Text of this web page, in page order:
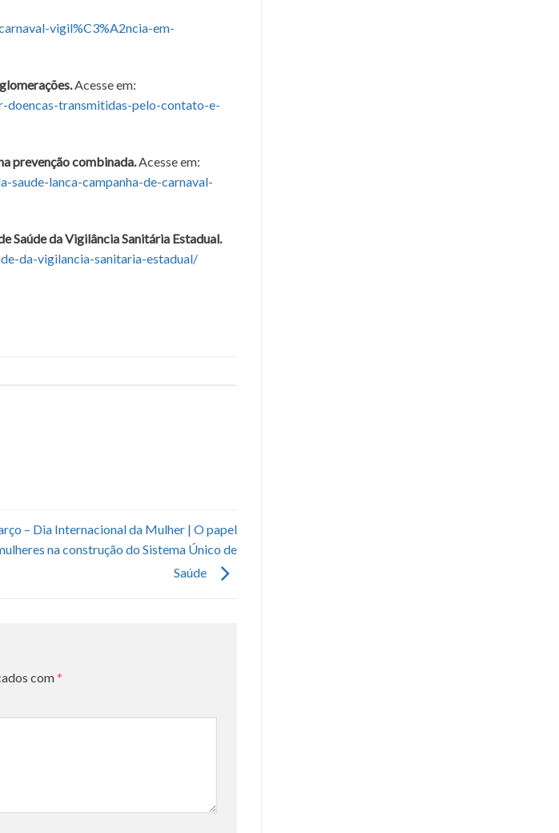
vigil%C3%A2ncia-em-
Acesse em:
doencas-transmitidas-pelo-contato-e-
prevenção combinada.Acesse em:
lanca-campanha-de-carnaval-
Saúde da Vigilância Sanitária Estadual.
da-vigilancia-sanitaria-estadual/
– Dia Internacional da Mulher | O papel
na construção do Sistema Único de
Saúde
com*